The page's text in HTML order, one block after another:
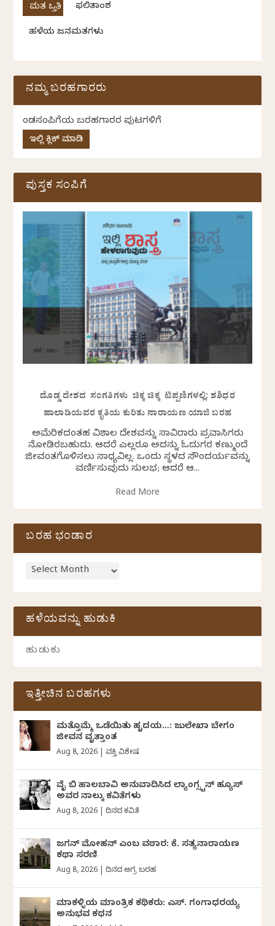
ಫಲಿತಾಂಶ
ಹಳೆಯ ಜನಮತಗಳು
ನಮ್ಮ ಬರಹಗಾರರು
ಕೆಂಡಸಂಪಿಗೆಯ ಬರಹಗಾರರ ಪುಟಗಳಿಗೆ
ಇಲ್ಲಿ ಕ್ಲಿಕ್ ಮಾಡಿ
ಪುಸ್ತಕ ಸಂಪಿಗೆ
ದೊಡ್ಡ ದೇಶದ ಸಂಗತಿಗಳು ಚಿಕ್ಕ ಚಿಕ್ಕ ಟಿಪ್ಪಣಿಗಳಲ್ಲಿ: ಶಶಿಧರ
ಹಾಲಾಡಿಯವರ ಕೃತಿಯ ಕುರಿತು ನಾರಾಯಣ ಯಾಜಿ ಬರಹ
ಅಮೆರಿಕದಂತಹ ವಿಶಾಲ ದೇಶವನ್ನು ಸಾವಿರಾರು ಪ್ರವಾಸಿಗರು
ನೋಡಿರಬಹುದು. ಆದರೆ ಎಲ್ಲರೂ ಅದನ್ನು ಓದುಗರ ಕಣ್ಮುಂದೆ
ಜೀವಂತಗೊಳಿಸಲು ಸಾಧ್ಯವಿಲ್ಲ. ಒಂದು ಸ್ಥಳದ ಸೌಂದರ್ಯವನ್ನು
ವರ್ಣಿಸುವುದು ಸುಲಭ; ಆದರೆ ಆ...
Read More
ಬರಹ ಭಂಡಾರ
ಹಳೆಯವನ್ನು ಹುಡುಕಿ
ಇತ್ತೀಚಿನ ಬರಹಗಳು
ಮತ್ತೊಮ್ಮೆ ಒಡೆಯಿತು ಹೃದಯ…: ಜುಲೇಖಾ ಬೇಗಂ
ಜೀವನ ವೃತ್ತಾಂತ
Aug 8, 2026 ವ್ಯಕ್ತಿ ವಿಶೇಷ
ವೈ ಬಿ ಹಾಲಬಾವಿ ಅನುವಾದಿಸಿದ ಲ್ಯಾಂಗ್ಸ್ಟನ್ ಹ್ಯೂಸ್
ಅವರ ನಾಲ್ಕು ಕವಿತೆಗಳು
Aug 8, 2026 |ದಿನದ ಕವಿತೆ
ಜಗನ್‌ ಮೋಹನ್‌ ಎಂಬ ವಠಾರ: ಕೆ. ಸತ್ಯನಾರಾಯಣ
ಕಥಾ ಸರಣಿ
Aug 8, 2026 |ದಿನದ ಅಗ್ರ ಬರಹ
ಮಾಕಳ್ಳಿಯ ಮಾಂತ್ರಿಕ ಕಥಿಕರು: ಎಸ್. ಗಂಗಾಧರಯ್ಯ
ಅನುಭವ ಕಥನ